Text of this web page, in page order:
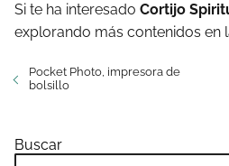
Si te ha interesado Cortijo
explorando más contenidos en
Pocket Photo, impresora de
bolsillo
Buscar